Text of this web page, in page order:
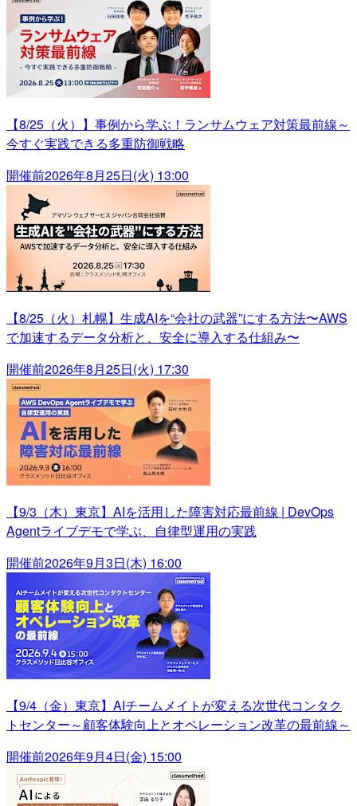
【8/25（火）】事例から学ぶ！ランサムウェア対策最前線～
今すぐ実践できる多重防御戦略
開催前2026年8月25日(火) 13:00
【8/25（火）札幌】生成AIを“会社の武器”にする方法〜AWS
で加速するデータ分析と、安全に導入する仕組み〜
開催前2026年8月25日(火) 17:30
【9/3（木）東京】AIを活用した障害対応最前線 | DevOps
Agentライブデモで学ぶ、自律型運用の実践
開催前2026年9月3日(木) 16:00
【9/4（金）東京】AIチームメイトが変える次世代コンタク
トセンター～顧客体験向上とオペレーション改革の最前線～
開催前2026年9月4日(金) 15:00